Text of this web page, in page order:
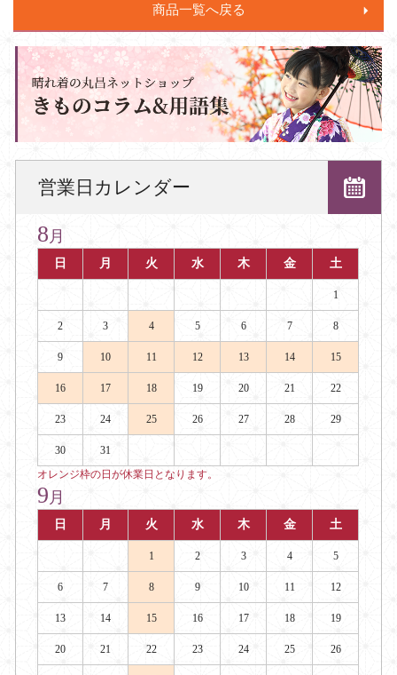
商品一覧へ戻る
営業日カレンダー
8 月
日 月 火 水 木 金 土
1
2 3 4 5 6 7 8
9 10 11 12 13 14 15
16 17 18 19 20 21 22
23 24 25 26 27 28 29
30
31
オレンジ枠の日が休業日となります。
9 月
日 月 火 水 木 金 土
1 2 3 4 5
6 7 8 9 10 11 12
13 14 15 16 17 18 19
20 21 22 23 24 25 26